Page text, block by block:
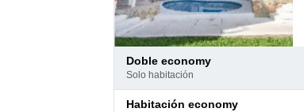
doble economy
solo habitación
habitación economy